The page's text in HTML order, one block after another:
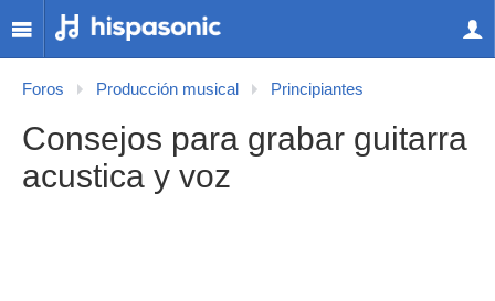
Foros Producción musical Principiantes
Consejos para grabar guitarra
acustica y voz